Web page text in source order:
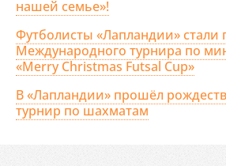
нашей семье»!
Футболисты «Лапландии» стали
Международного турнира по
«Merry Christmas Futsal Cup»
В «Лапландии» прошёл
турнир по шахматам